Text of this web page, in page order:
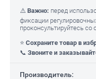
⚠️ Важно: перед
фиксации
проконсультируйтесь со
⭐ Сохраните товар в
📞 Звоните и
Производитель: